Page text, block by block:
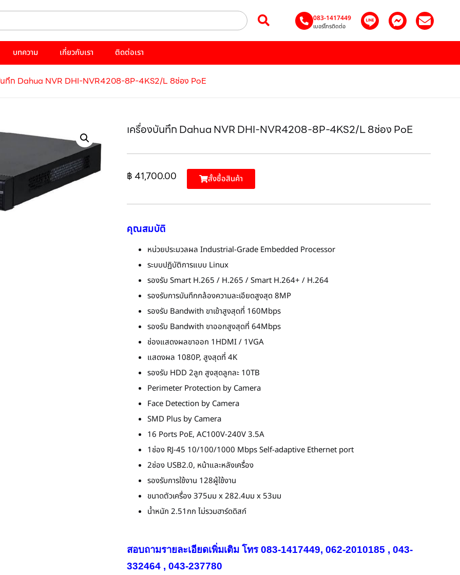
083-1417449
เบอร์โทรติดต่อ
บทความ เกี่ยวกับเรา ติดต่อเรา
ทึก Dahua NVR DHI-NVR4208-8P-4KS2/L 8ช่อง PoE
เครื่องบันทึก Dahua NVR DHI-NVR4208-8P-4KS2/L 8ช่อง PoE
฿41,700.00 สั้งซื้อสินค้า
คุณสมบัติ
หน่วยประมวลผล Industrial-Grade Embedded Processor
ระบบปฏิบัติการแบบ Linux
รองรับ Smart H.265 / H.265 / Smart H.264+ / H.264
รองรับการบันทึกกล้องความละเอียดสูงสุด 8MP
รองรับ Bandwith ขาเข้าสูงสุดที่ 160Mbps
รองรับ Bandwith ขาออกสูงสุดที่ 64Mbps
ช่องแสดงผลขาออก 1HDMI / 1VGA
แสดงผล 1080P, สูงสุดที่ 4K
รองรับ HDD 2ลูก สูงสุดลูกละ 10TB
Perimeter Protection by Camera
Face Detection by Camera
SMD Plus by Camera
16 Ports PoE, AC100V-240V 3.5A
1ช่อง RJ-45 10/100/1000 Mbps Self-adaptive Ethernet port
2ช่อง USB2.0, หน้าและหลังเครื่อง
รองรับการใช้งาน 128ผู้ใช้งาน
ขนาดตัวเครื่อง 375มม x 282.4มม x 53มม
น้ำหนัก 2.51กก ไม่รวมฮาร์ดดิสก์
สอบถามรายละเอียดเพิ่มเติม โทร 083-1417449, 062-2010185 , 043-
332464 , 043-237780